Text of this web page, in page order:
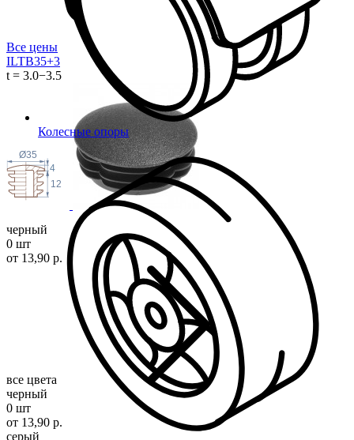
Колесные опоры
Все цены
ILTB35+3
t = 3.0−3.5
Ø35
12
4
черный
0 шт
от 13,90 р.
все цвета
черный
0 шт
от 13,90 р.
серый